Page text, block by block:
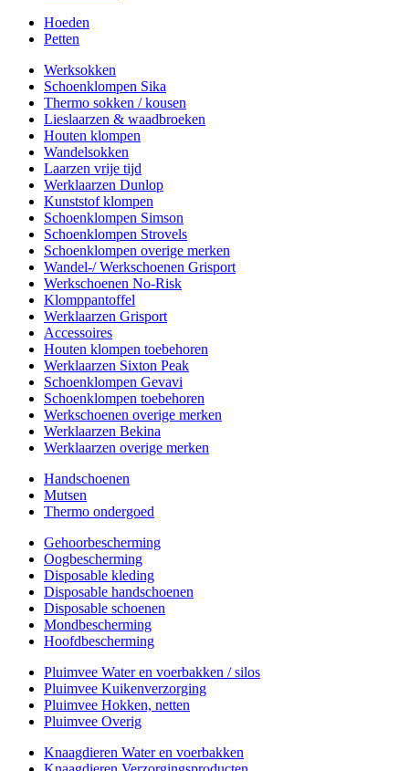
Hoeden
Petten
Werksokken
Schoenklompen Sika
Thermo sokken / kousen
Lieslaarzen & waadbroeken
Houten klompen
Wandelsokken
Laarzen vrije tijd
Werklaarzen Dunlop
Kunststof klompen
Schoenklompen Simson
Schoenklompen Strovels
Schoenklompen overige merken
Wandel-/ Werkschoenen Grisport
Werkschoenen No-Risk
Klomppantoffel
Werklaarzen Grisport
Accessoires
Houten klompen toebehoren
Werklaarzen Sixton Peak
Schoenklompen Gevavi
Schoenklompen toebehoren
Werkschoenen overige merken
Werklaarzen Bekina
Werklaarzen overige merken
Handschoenen
Mutsen
Thermo ondergoed
Gehoorbescherming
Oogbescherming
Disposable kleding
Disposable handschoenen
Disposable schoenen
Mondbescherming
Hoofdbescherming
Pluimvee Water en voerbakken / silos
Pluimvee Kuikenverzorging
Pluimvee Hokken, netten
Pluimvee Overig
Knaagdieren Water en voerbakken